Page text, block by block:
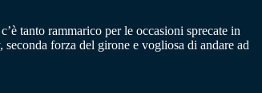
tanto rammarico per le occasioni sprecate in
forza del girone e vogliosa di andare ad